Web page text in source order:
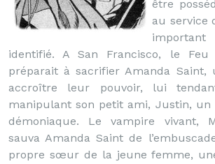
être
au service
identifié. A San Francisco, le Feu
préparait à sacrifier Amanda Saint,
accroître leur pouvoir, lui
manipulant son petit ami, Justin, un
démoniaque. Le vampire vivant,
sauva Amanda Saint de
propre sœur de la jeune femme,